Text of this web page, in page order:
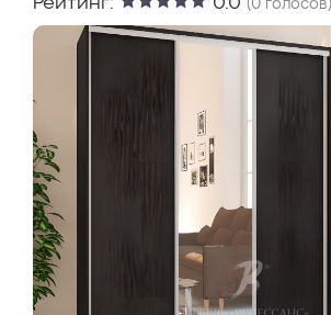
(0 голосов)